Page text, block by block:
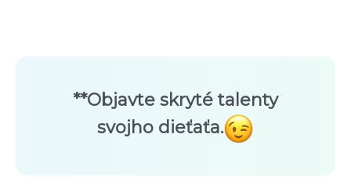
**Objavte skryté talenty
svojho dieťaťa.